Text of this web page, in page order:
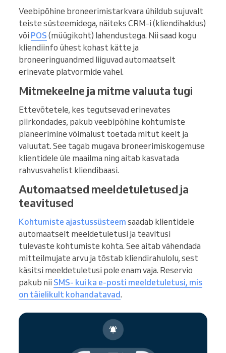
Veebipõhine broneerimistarkvara ühildub sujuvalt
teiste süsteemidega, näiteks CRM-i (kliendihaldus)
või POS (müügikoht) lahendustega. Nii saad kogu
kliendiinfo ühest kohast kätte ja
broneeringuandmed liiguvad automaatselt
erinevate platvormide vahel.
Mitmekeelne ja mitme valuuta tugi
Ettevõtetele, kes tegutsevad erinevates
piirkondades, pakub veebipõhine kohtumiste
planeerimine võimalust toetada mitut keelt ja
valuutat. See tagab mugava broneerimiskogemuse
klientidele üle maailma ning aitab kasvatada
rahvusvahelist kliendibaasi.
Automaatsed meeldetuletused ja
teavitused
Kohtumiste ajastussüsteem saadab klientidele
automaatselt meeldetuletusi ja teavitusi
tulevaste kohtumiste kohta. See aitab vähendada
mitteilmujate arvu ja tõstab kliendirahulolu, sest
käsitsi meeldetuletusi pole enam vaja. Reservio
pakub nii SMS- kui ka e-posti meeldetuletusi, mis
on täielikult kohandatavad.